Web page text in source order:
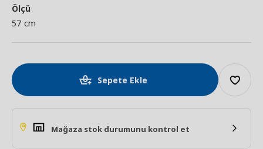
Ölçü
57 cm
Sepete Ekle
Mağaza stok durumunu kontrol et